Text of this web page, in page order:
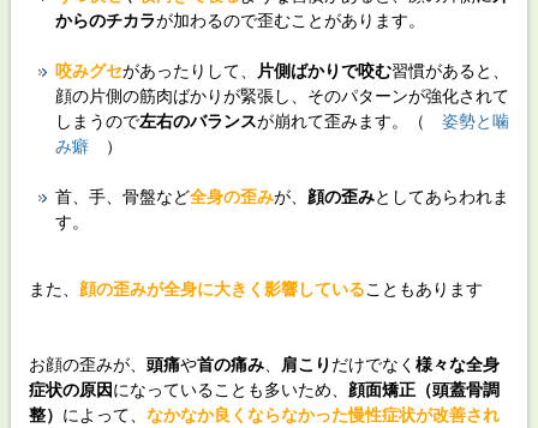
からのチカラが加わるので歪むことがあります。
咬みグセがあったりして、 片側ばかりで咬む習慣があると、
顔の片側の筋肉ばかりが緊張し、そのパターンが強化されて
しまうので左右のバランスが崩れて歪みます。（
姿勢と噛
み癖
）
首、手、骨盤など全身の歪みが、 顔の歪みとしてあらわれま
す。
また、 顔の歪みが全身に大きく影響していることもあります
お顔の歪みが、 頭痛や首の痛み、 肩こり だけでなく 様々な全身
症状の原因になっていることも多いため、 顔面矯正（頭蓋骨調
整） によって、 なかなか良くならなかった慢性症状が改善され